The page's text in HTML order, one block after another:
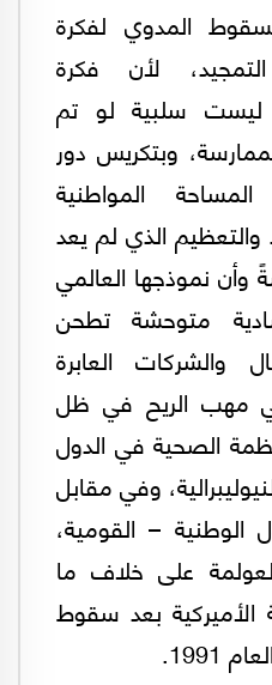
المدوي لفكرة
لأن فكرة
ليست سلبية لو تم
وبتكريس دور
المواطنية
الذي لم يعد
نموذجها العالمي
متوحشة تطحن
والشركات العابرة
مهب الريح في ظل
الصحية في الدول
وفي مقابل
الوطنية – القومية،
على خلاف ما
الأميركية بعد سقوط